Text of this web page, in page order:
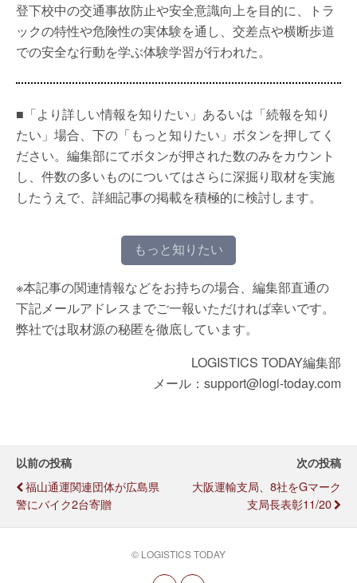
登下校中の交通事故防止や安全意識向上を目的に、トラ
ックの特性や危険性の実体験を通し、交差点や横断歩道
での安全な行動を学ぶ体験学習が行われた。
■「より詳しい情報を知りたい」あるいは「続報を知り
たい」場合、下の「もっと知りたい」ボタンを押してく
ださい。編集部にてボタンが押された数のみをカウント
し、件数の多いものについてはさらに深掘り取材を実施
したうえで、詳細記事の掲載を積極的に検討します。
もっと知りたい
※本記事の関連情報などをお持ちの場合、編集部直通の
下記メールアドレスまでご一報いただければ幸いです。
弊社では取材源の秘匿を徹底しています。
LOGISTICS TODAY編集部
メール：support@logi-today.com
以前の投稿
福山通運関連団体が広島県
警にバイク2台寄贈
次の投稿
大阪運輸支局、8社をGマーク
支局長表彰11/20
© LOGISTICS TODAY